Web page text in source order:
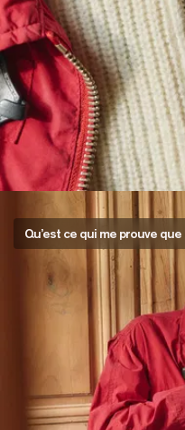
élastiques
pour laisser
passer vos
mains. Le
genre de
détail confort
qui fait la
différence.
Qu’est ce qui me prouve que
On est
clairement
pas les
seuls à le
penser.
Voyez
plutôt.